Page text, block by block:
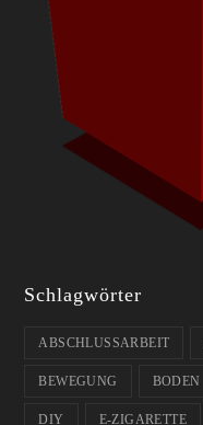
Schlagwörter
ABSCHLUSSARBEIT
BEWEGUNG BODEN
DIY E-ZIGARETTE